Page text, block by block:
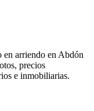
en arriendo en Abdón
precios
e inmobiliarias.